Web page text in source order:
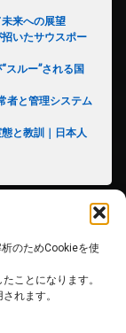
のためCookieを使
ことになります。
れます。
来への展望
いたサウスポー
スルー”される国
者と管理システム
と教訓｜日本人